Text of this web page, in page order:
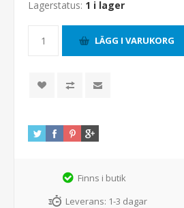
Lagerstatus: 1 i lager
Finns i butik
Leverans: 1-3 dagar